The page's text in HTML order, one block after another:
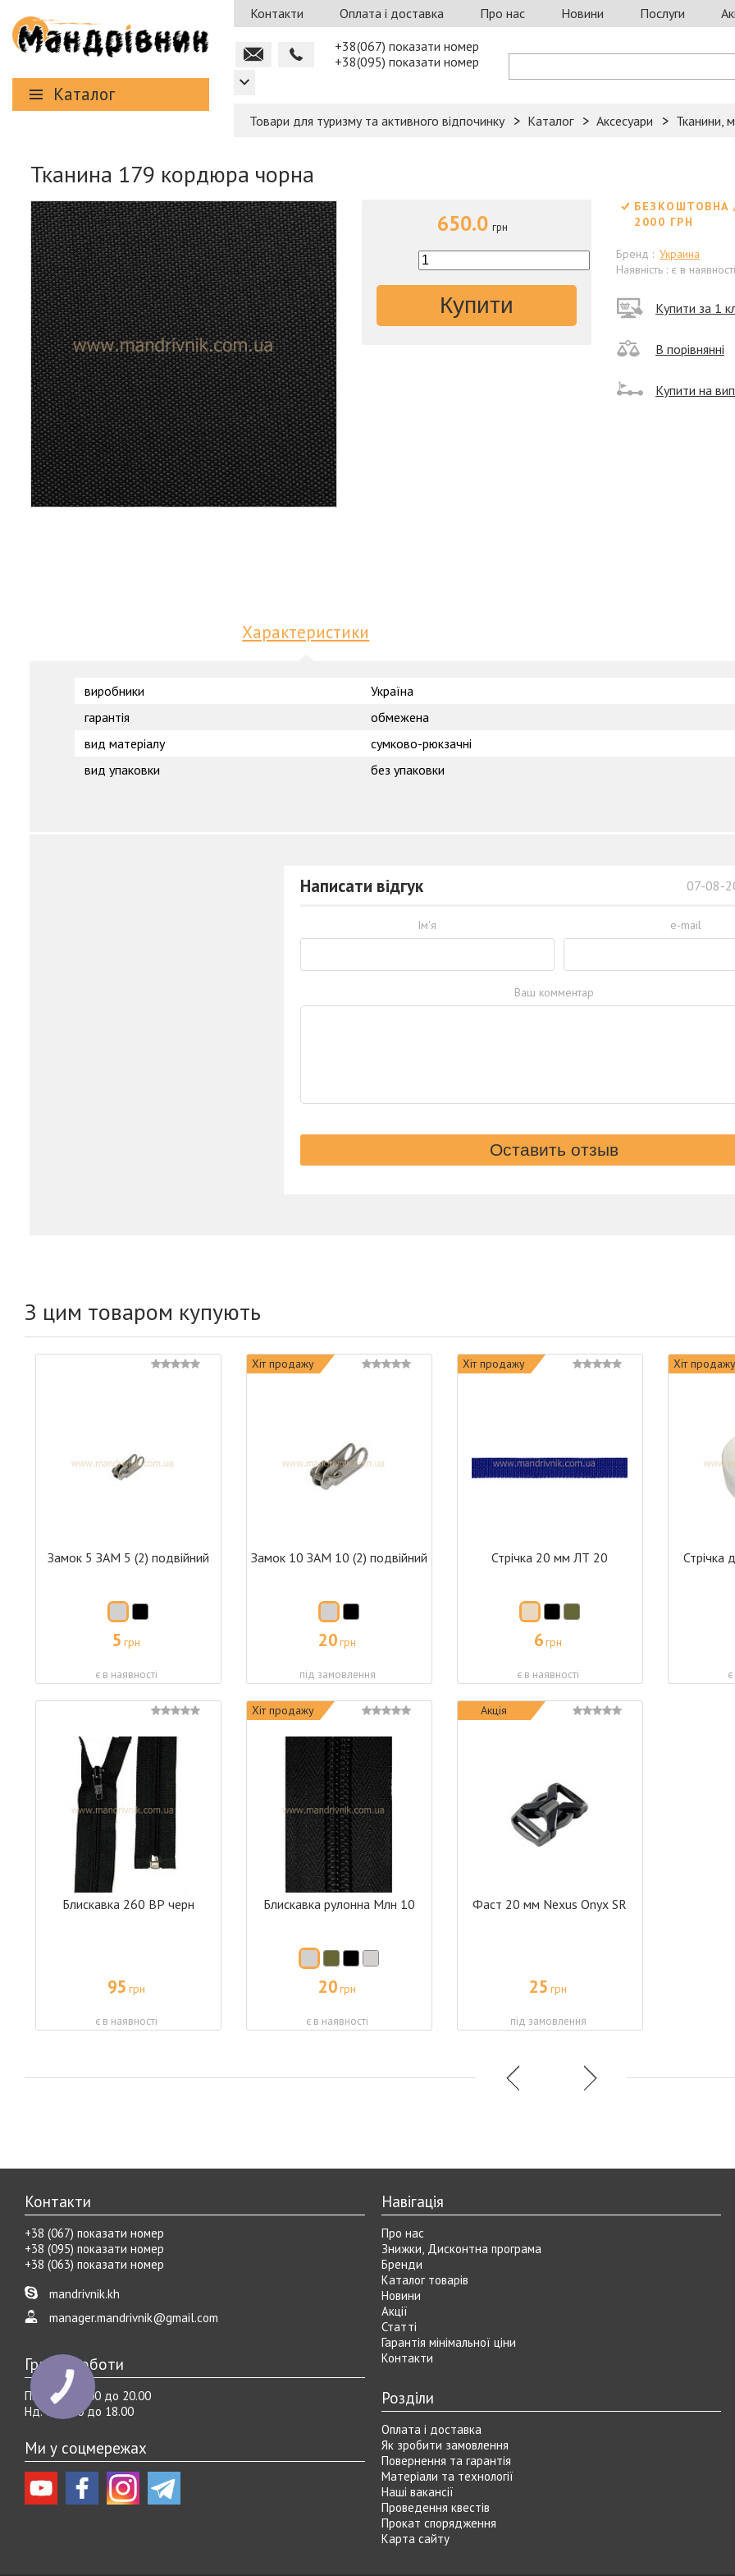
Каталог
Контакти Оплата і доставка Про нас Новини Послуги
+38(067) показати номер
+38(095) показати номер
Товари для туризму та активного відпочинку Каталог Аксесуари Тканини,
Тканина 179 кордюра чорна
БЕЗКОШТОВНА
2000 ГРН
Бренд : Украина
Наявність : є в наявності
650.0 грн
Купити Купити за 1
В порівнянні
Купити на
Характеристики
виробники
Україна
гарантія
обмежена
вид матеріалу
сумково-рюкзачні
вид упаковки
без упаковки
Написати відгук 07-08-
Ім'я e-mail
Ваш комментар
З цим товаром купують
Замок 5 ЗАМ 5 (2) подвійний
5 грн
є в наявності
Хіт продажу
Замок 10 ЗАМ 10 (2) подвійний
20грн
під замовлення
Хіт продажу
Стрічка 20 мм ЛТ 20
6грн
є в наявності
Хіт
Стрічка
Блискавка 260 ВР черн
95 грн
є в наявності
Хіт продажу
Блискавка рулонна Млн 10
20грн
є в наявності
Акція
Фаст 20 мм Nexus Onyx SR
25 грн
під замовлення
Контакти
+38 (067) показати номер
+38 (095) показати номер
+38 (063) показати номер
mandrivnik.kh
manager.mandrivnik@gmail.com
Графік роботи
Пн.-Cб. с 10.00 до 20.00
Нд. с 10.00 до 18.00
Ми у соцмережах
Навігація
Про нас
Знижки, Дисконтна програма
Бренди
Каталог товарів
Новини
Акції
Статті
Гарантія мінімальної ціни
Контакти
Розділи
Оплата і доставка
Як зробити замовлення
Повернення та гарантія
Матеріали та технології
Наші вакансії
Проведення квестів
Прокат спорядження
Карта сайту